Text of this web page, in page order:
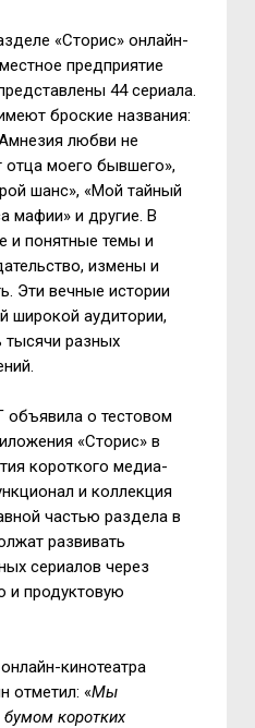
«Сториc» онлайн-
предприятие
44 сериала.
броские названия:
любви не
отца моего бывшего»,
шанс», «Мой тайный
мафии» и другие. В
и понятные темы и
измены и
Эти вечные истории
широкой аудитории,
тысячи разных
объявила о тестовом
«Сторис» в
короткого медиа-
и коллекция
частью раздела в
развивать
сериалов через
и продуктовую
кинотеатра
отметил: «Мы
коротких